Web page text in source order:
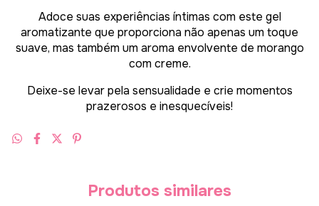
Adoce suas experiências íntimas com este gel
aromatizante que proporciona não apenas um toque
suave, mas também um aroma envolvente de morango
com creme.
Deixe-se levar pela sensualidade e crie momentos
prazerosos e inesquecíveis!
Produtos similares